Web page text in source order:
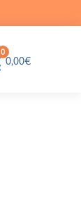
0
0,00€